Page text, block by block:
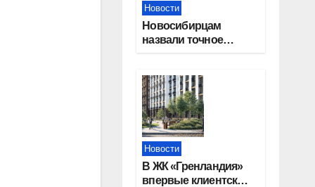
Новости
Новосибирцам
назвали точное
праздники в 2027
году
Новости
В ЖК «Гренландия»
впервые клиентские